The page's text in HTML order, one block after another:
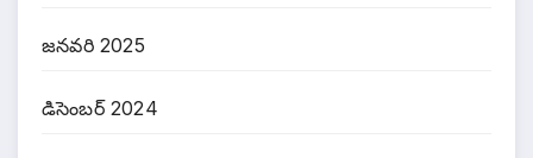
జనవరి 2025
డిసెంబర్ 2024